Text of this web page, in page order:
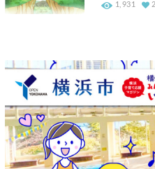
1,931